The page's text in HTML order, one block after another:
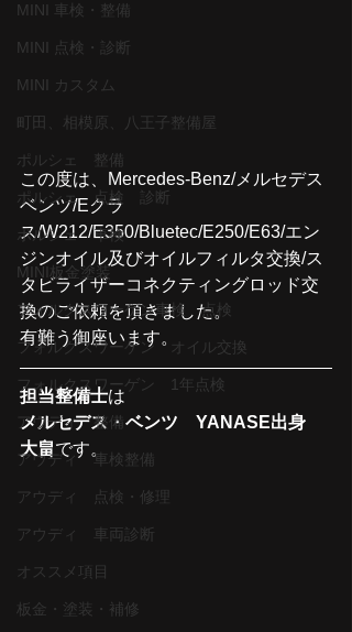
MINI 車検・整備
MINI 点検・診断
MINI カスタム
町田、相模原、八王子整備屋
ポルシェ 整備
ポルシェ 点検 診断
ポルシェ 車検
MINI板金塗装
フォルクスワーゲン車検 点検
フォルクスワーゲン オイル交換
フォルクスワーゲン 1年点検
アウディ 整備
アウディ 車検整備
アウディ 点検・修理
アウディ 車両診断
オススメ項目
板金・塗装・補修
この度は、Mercedes-Benz/メルセデス
ベンツ/Eクラ
ス/W212/E350/Bluetec/E250/E63/エン
ジンオイル及びオイルフィルタ交換/ス
タビライザーコネクティングロッド交
換のご依頼を頂きました。
有難う御座います。
担当整備士は
メルセデス・ベンツ　YANASE出身
大畠です。